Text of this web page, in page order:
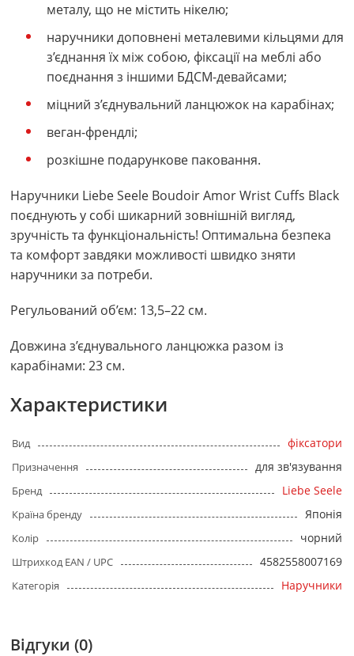
металу, що не містить нікелю;
наручники доповнені металевими кільцями для
з’єднання їх між собою, фіксації на меблі або
поєднання з іншими БДСМ-девайсами;
міцний з’єднувальний ланцюжок на карабінах;
веган-френдлі;
розкішне подарункове паковання.
Наручники Liebe Seele Boudoir Amor Wrist Cuffs Black
поєднують у собі шикарний зовнішній вигляд,
зручність та функціональність! Оптимальна безпека
та комфорт завдяки можливості швидко зняти
наручники за потреби.
Регульований об’єм: 13,5–22 см.
Довжина з’єднувального ланцюжка разом із
карабінами: 23 см.
Характеристики
Вид фіксатори
Призначення для зв'язування
Бренд Liebe Seele
Країна бренду Японія
Колір чорний
Штрихкод EAN / UPC 4582558007169
Категорія Наручники
Відгуки (0)